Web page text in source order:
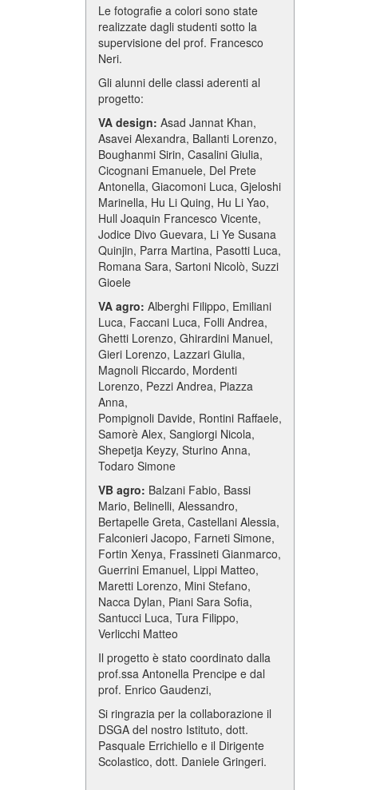
Le fotografie a colori sono state
realizzate dagli studenti sotto la
supervisione del prof. Francesco
Neri.
Gli alunni delle classi aderenti al
progetto:
VA design: Asad Jannat Khan,
Asavei Alexandra, Ballanti Lorenzo,
Boughanmi Sirin, Casalini Giulia,
Cicognani Emanuele, Del Prete
Antonella, Giacomoni Luca, Gjeloshi
Marinella, Hu Li Quing, Hu Li Yao,
Hull Joaquin Francesco Vicente,
Jodice Divo Guevara, Li Ye Susana
Quinjin, Parra Martina, Pasotti Luca,
Romana Sara, Sartoni Nicolò, Suzzi
Gioele
VA agro: Alberghi Filippo, Emiliani
Luca, Faccani Luca, Folli Andrea,
Ghetti Lorenzo, Ghirardini Manuel,
Gieri Lorenzo, Lazzari Giulia,
Magnoli Riccardo, Mordenti
Lorenzo, Pezzi Andrea, Piazza
Anna,
Pompignoli Davide, Rontini Raffaele,
Samorè Alex, Sangiorgi Nicola,
Shepetja Keyzy, Sturino Anna,
Todaro Simone
VB agro: Balzani Fabio, Bassi
Mario, Belinelli, Alessandro,
Bertapelle Greta, Castellani Alessia,
Falconieri Jacopo, Farneti Simone,
Fortin Xenya, Frassineti Gianmarco,
Guerrini Emanuel, Lippi Matteo,
Maretti Lorenzo, Mini Stefano,
Nacca Dylan, Piani Sara Sofia,
Santucci Luca, Tura Filippo,
Verlicchi Matteo
Il progetto è stato coordinato dalla
prof.ssa Antonella Prencipe e dal
prof. Enrico Gaudenzi,
Si ringrazia per la collaborazione il
DSGA del nostro Istituto, dott.
Pasquale Errichiello e il Dirigente
Scolastico, dott. Daniele Gringeri.